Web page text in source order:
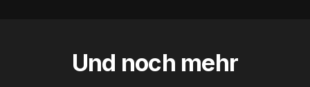
Und noch mehr